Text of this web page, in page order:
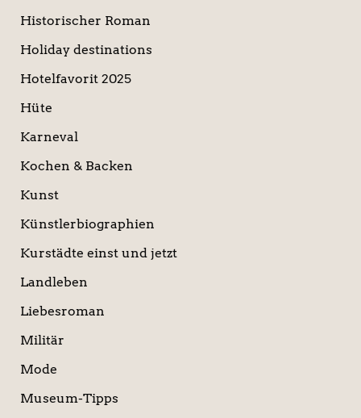
Historischer Roman
Holiday destinations
Hotelfavorit 2025
Hüte
Karneval
Kochen & Backen
Kunst
Künstlerbiographien
Kurstädte einst und jetzt
Landleben
Liebesroman
Militär
Mode
Museum-Tipps